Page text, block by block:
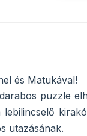
és Matukával!
puzzle
utazásának.